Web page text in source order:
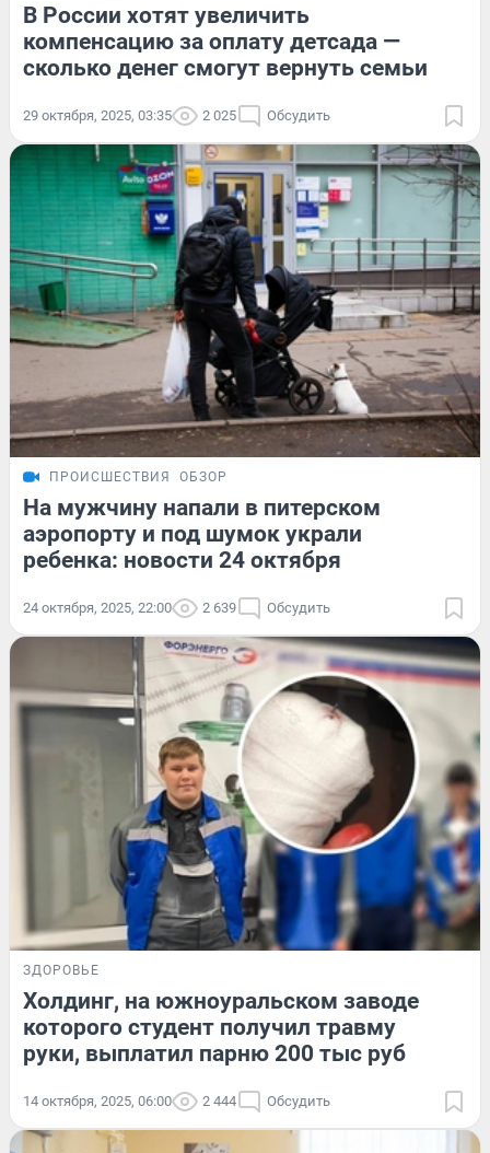
В России хотят увеличить
компенсацию за оплату детсада —
сколько денег смогут вернуть семьи
29 октября, 2025, 03:35 2 025 Обсудить
ПРОИСШЕСТВИЯ ОБЗОР
На мужчину напали в питерском
аэропорту и под шумок украли
ребенка: новости 24 октября
24 октября, 2025, 22:00 2 639 Обсудить
ЗДОРОВЬЕ
Холдинг, на южноуральском заводе
которого студент получил травму
руки, выплатил парню 200 тыс руб
14 октября, 2025, 06:00 2 444 Обсудить